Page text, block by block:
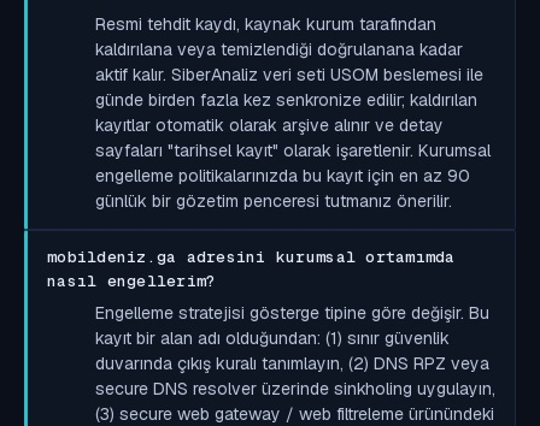
Resmi tehdit kaydı, kaynak kurum tarafından
kaldırılana veya temizlendiği doğrulanana kadar
aktif kalır. SiberAnaliz veri seti USOM beslemesi ile
günde birden fazla kez senkronize edilir; kaldırılan
kayıtlar otomatik olarak arşive alınır ve detay
sayfaları "tarihsel kayıt" olarak işaretlenir. Kurumsal
engelleme politikalarınızda bu kayıt için en az 90
günlük bir gözetim penceresi tutmanız önerilir.
mobildeniz.ga adresini kurumsal ortamımda
nasıl engellerim?
Engelleme stratejisi gösterge tipine göre değişir. Bu
kayıt bir alan adı olduğundan: (1) sınır güvenlik
duvarında çıkış kuralı tanımlayın, (2) DNS RPZ veya
secure DNS resolver üzerinde sinkholing uygulayın,
(3) secure web gateway / web filtreleme ürünündeki